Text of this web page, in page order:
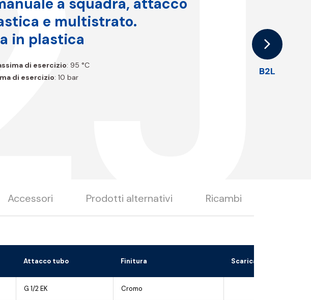
B2L
a squadra, attacco
e multistrato.
in plastica
di esercizio: 95 °C
di esercizio: 10 bar
Accessori Prodotti alternativi Ricambi
Attacco tubo Finitura Scarica il file 3D
G 1/2 EK Cromo